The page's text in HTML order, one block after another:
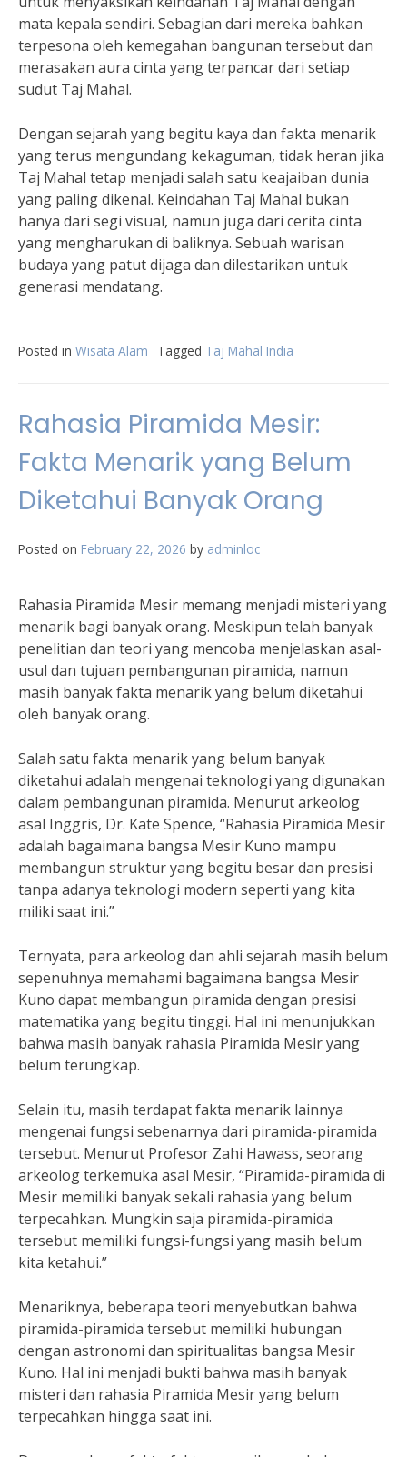
mata kepala sendiri. Sebagian dari mereka bahkan
terpesona oleh kemegahan bangunan tersebut dan
merasakan aura cinta yang terpancar dari setiap
sudut Taj Mahal.
Dengan sejarah yang begitu kaya dan fakta menarik
yang terus mengundang kekaguman, tidak heran jika
Taj Mahal tetap menjadi salah satu keajaiban dunia
yang paling dikenal. Keindahan Taj Mahal bukan
hanya dari segi visual, namun juga dari cerita cinta
yang mengharukan di baliknya. Sebuah warisan
budaya yang patut dijaga dan dilestarikan untuk
generasi mendatang.
Posted in Wisata Alam Tagged Taj Mahal India
Rahasia Piramida Mesir:
Fakta Menarik yang Belum
Diketahui Banyak Orang
Posted on February 22, 2026 by adminloc
Rahasia Piramida Mesir memang menjadi misteri yang
menarik bagi banyak orang. Meskipun telah banyak
penelitian dan teori yang mencoba menjelaskan asal-
usul dan tujuan pembangunan piramida, namun
masih banyak fakta menarik yang belum diketahui
oleh banyak orang.
Salah satu fakta menarik yang belum banyak
diketahui adalah mengenai teknologi yang digunakan
dalam pembangunan piramida. Menurut arkeolog
asal Inggris, Dr. Kate Spence, “Rahasia Piramida Mesir
adalah bagaimana bangsa Mesir Kuno mampu
membangun struktur yang begitu besar dan presisi
tanpa adanya teknologi modern seperti yang kita
miliki saat ini.”
Ternyata, para arkeolog dan ahli sejarah masih belum
sepenuhnya memahami bagaimana bangsa Mesir
Kuno dapat membangun piramida dengan presisi
matematika yang begitu tinggi. Hal ini menunjukkan
bahwa masih banyak rahasia Piramida Mesir yang
belum terungkap.
Selain itu, masih terdapat fakta menarik lainnya
mengenai fungsi sebenarnya dari piramida-piramida
tersebut. Menurut Profesor Zahi Hawass, seorang
arkeolog terkemuka asal Mesir, “Piramida-piramida di
Mesir memiliki banyak sekali rahasia yang belum
terpecahkan. Mungkin saja piramida-piramida
tersebut memiliki fungsi-fungsi yang masih belum
kita ketahui.”
Menariknya, beberapa teori menyebutkan bahwa
piramida-piramida tersebut memiliki hubungan
dengan astronomi dan spiritualitas bangsa Mesir
Kuno. Hal ini menjadi bukti bahwa masih banyak
misteri dan rahasia Piramida Mesir yang belum
terpecahkan hingga saat ini.